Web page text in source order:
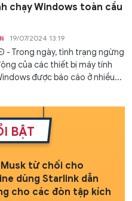
chạy Windows toàn cầu
19/07/2024 13:19
- Trong ngày, tình trạng ngừng
của các thiết bị máy tính
được báo cáo ở nhiều...
BẬT
Musk từ chối cho
dùng Starlink dẫn
cho các đòn tập kích